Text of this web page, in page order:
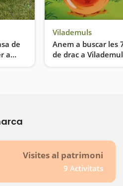
de
a
Relax, naturalesa i confort a Mas Xibeques... una casa té piscina exterior climatitzada i spa. També ofereixen activitats familiars
Vilademuls
Anem a buscar les
de drac a
Visites al patrimoni
9 Activitats